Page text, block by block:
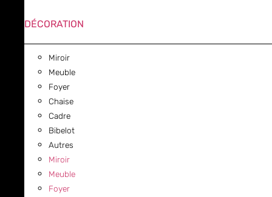
DÉCORATION
Miroir
Meuble
Foyer
Chaise
Cadre
Bibelot
Autres
Miroir
Meuble
Foyer